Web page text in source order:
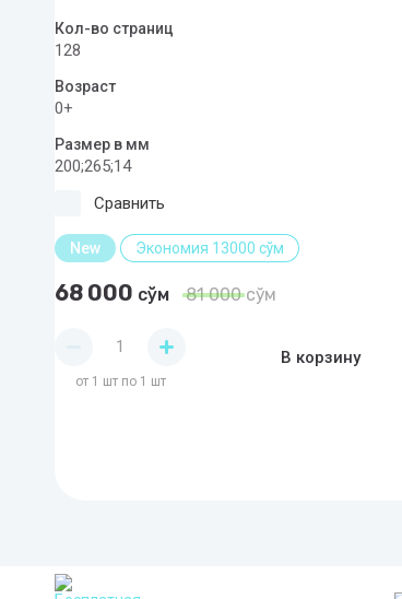
Кол-во страниц
128
Возраст
0+
Размер в мм
200;265;14
Сравнить
New Экономия 13000 сўм
68 000 сўм 81 000сўм
от 1 шт по 1 шт
В корзину